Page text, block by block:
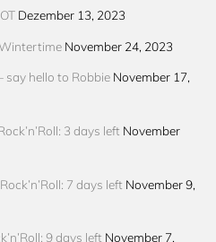
Dezember 13, 2023
November 24, 2023
say hello to Robbie November 17,
3 days left November
7 days left November 9,
9 days left November 7,